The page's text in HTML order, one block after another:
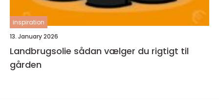
inspiration
13. January 2026
Landbrugsolie sådan vælger du rigtigt til
gården